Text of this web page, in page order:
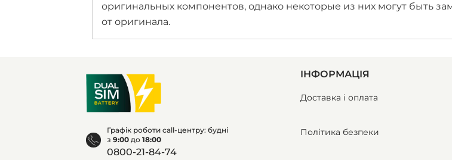
оригинальных компонентов, однако некоторые из них могут быть
от оригинала.
Графік роботи call-центру: будні
з9:00 до18:00
0800-21-84-74
ІНФОРМАЦІЯ
Доставка і оплата
Політика безпеки